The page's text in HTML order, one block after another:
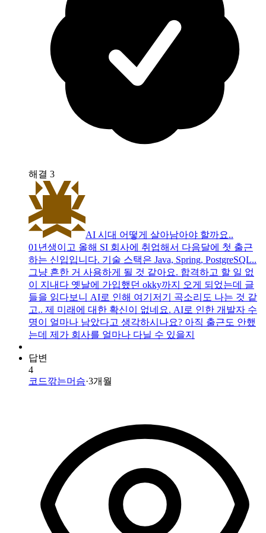
해결 3
AI 시대 어떻게 살아남아야 할까요..
01년생이고 올해 SI 회사에 취업해서 다음달에 첫 출근
하는 신입입니다. 기술 스택은 Java, Spring, PostgreSQL..
그냥 흔한 거 사용하게 될 것 같아요. 합격하고 할 일 없
이 지내다 옛날에 가입했던 okky까지 오게 되었는데 글
들을 읽다보니 AI로 인해 여기저기 곡소리도 나는 것 같
고.. 제 미래에 대한 확신이 없네요. AI로 인한 개발자 수
명이 얼마나 남았다고 생각하시나요? 아직 출근도 안했
는데 제가 회사를 얼마나 다닐 수 있을지
답변
4
코드깎는머슴·3개월